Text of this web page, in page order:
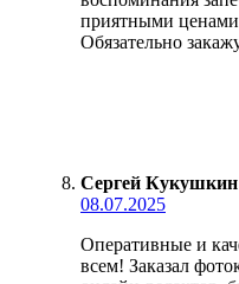
приятными
Обязательно
Сергей Кукушкин
08.07.2025
Оперативные и
всем! Заказал